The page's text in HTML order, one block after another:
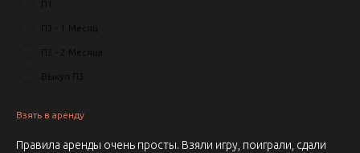
П1
П3 - 1 Месяц
П3 - 2 Месяца
Выкуп П3
Взять в аренду
Правила аренды очень просты. Взяли игру, поиграли, сдали